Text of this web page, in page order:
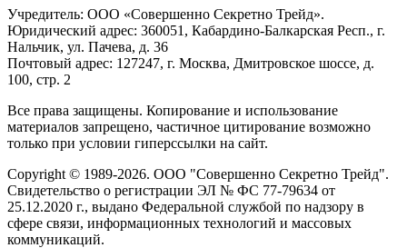
Учредитель: ООО «Совершенно Секретно Трейд».
Юридический адрес: 360051, Кабардино-Балкарская Респ., г.
Нальчик, ул. Пачева, д. 36
Почтовый адрес: 127247, г. Москва, Дмитровское шоссе, д.
100, стр. 2
Все права защищены. Копирование и использование
материалов запрещено, частичное цитирование возможно
только при условии гиперссылки на сайт.
Copyright © 1989-2026. ООО "Совершенно Секретно Трейд".
Свидетельство о регистрации ЭЛ № ФС 77-79634 от
25.12.2020 г., выдано Федеральной службой по надзору в
сфере связи, информационных технологий и массовых
коммуникаций.